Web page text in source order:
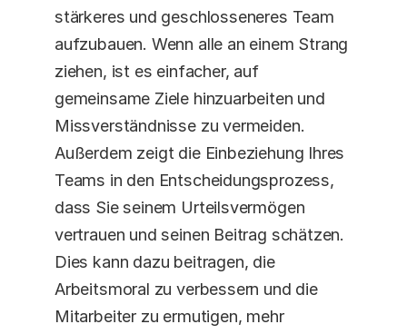
stärkeres und geschlosseneres Team
aufzubauen. Wenn alle an einem Strang
ziehen, ist es einfacher, auf
gemeinsame Ziele hinzuarbeiten und
Missverständnisse zu vermeiden.
Außerdem zeigt die Einbeziehung Ihres
Teams in den Entscheidungsprozess,
dass Sie seinem Urteilsvermögen
vertrauen und seinen Beitrag schätzen.
Dies kann dazu beitragen, die
Arbeitsmoral zu verbessern und die
Mitarbeiter zu ermutigen, mehr